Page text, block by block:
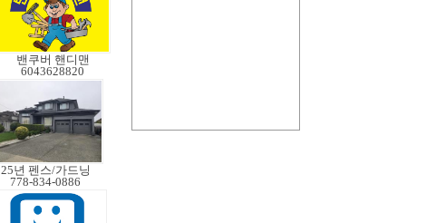
밴쿠버 핸디맨
6043628820
25년 펜스/가드닝
778-834-0886